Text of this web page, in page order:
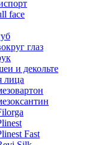
face
глаз
и декольте
лица
Fast